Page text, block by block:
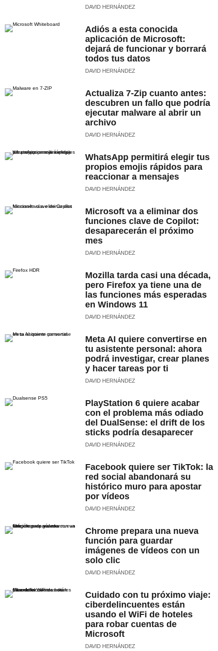
DAVID HERNÁNDEZ
Adiós a esta conocida
aplicación de Microsoft:
dejará de funcionar y borrará
todos tus datos
DAVID HERNÁNDEZ
Actualiza 7-Zip cuanto antes:
descubren un fallo que podría
ejecutar malware al abrir un
archivo
DAVID HERNÁNDEZ
WhatsApp permitirá elegir tus
propios emojis rápidos para
reaccionar a mensajes
DAVID HERNÁNDEZ
Microsoft va a eliminar dos
funciones clave de Copilot:
desaparecerán el próximo
mes
DAVID HERNÁNDEZ
Mozilla tarda casi una década,
pero Firefox ya tiene una de
las funciones más esperadas
en Windows 11
DAVID HERNÁNDEZ
Meta AI quiere convertirse en
tu asistente personal: ahora
podrá investigar, crear planes
y hacer tareas por ti
DAVID HERNÁNDEZ
PlayStation 6 quiere acabar
con el problema más odiado
del DualSense: el drift de los
sticks podría desaparecer
DAVID HERNÁNDEZ
Facebook quiere ser TikTok: la
red social abandonará su
histórico muro para apostar
por vídeos
DAVID HERNÁNDEZ
Chrome prepara una nueva
función para guardar
imágenes de vídeos con un
solo clic
DAVID HERNÁNDEZ
Cuidado con tu próximo viaje:
ciberdelincuentes están
usando el WiFi de hoteles
para robar cuentas de
Microsoft
DAVID HERNÁNDEZ